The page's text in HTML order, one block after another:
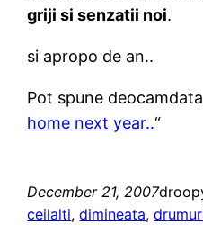
griji si senzatii noi.
si apropo de an..
Pot spune
home next year..“
December 21, 2007
ceilalti, dimineata,